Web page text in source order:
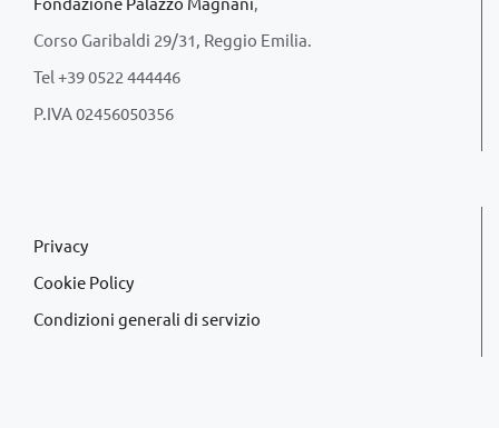
Corso Garibaldi 29/31, Reggio Emilia.
Tel +39 0522 444446
P.IVA 02456050356
Privacy
Cookie Policy
Condizioni generali di servizio